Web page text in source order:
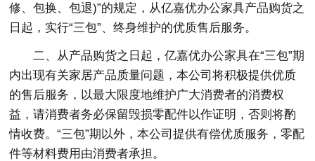
修、包换、包退)”的规定，从亿嘉优办公家具产品购货之
日起，实行“三包”、终身维护的优质售后服务。
二、从产品购货之日起，亿嘉优办公家具在“三包”期
内出现有关家居产品质量问题，本公司将积极提供优质
的售后服务，以最大限度地维护广大消费者的消费权
益，请消费者务必保留毁损零配件以作证明，否则将酌
情收费。“三包”期以外，本公司提供有偿优质服务，零配
件等材料费用由消费者承担。